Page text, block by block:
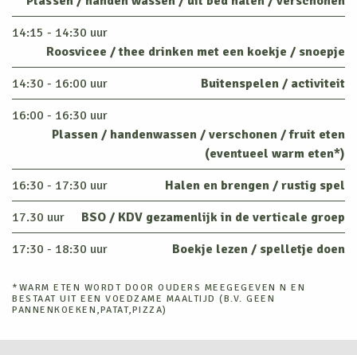
14:15 - 14:30 uur
Roosvicee / thee drinken met een koekje / snoepje
14:30 - 16:00 uur
Buitenspelen / activiteit
16:00 - 16:30 uur
Plassen / handenwassen / verschonen / fruit eten
(eventueel warm eten*)
16:30 - 17:30 uur
Halen en brengen / rustig spel
17.30 uur
BSO / KDV gezamenlijk in de verticale groep
17:30 - 18:30 uur
Boekje lezen / spelletje doen
*WARM ETEN WORDT DOOR OUDERS MEEGEGEVEN N EN
BESTAAT UIT EEN VOEDZAME MAALTIJD (B.V. GEEN
PANNENKOEKEN,PATAT,PIZZA)